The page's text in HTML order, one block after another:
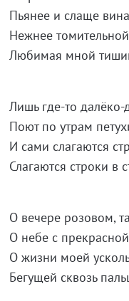
Пьянее и слаще
Нежнее томительной
Любимая мной
Лишь где-то далёко-
Поют по утрам
И сами слагаются
Слагаются строки в
О вечере розовом,
О небе с
О жизни моей
Бегущей сквозь